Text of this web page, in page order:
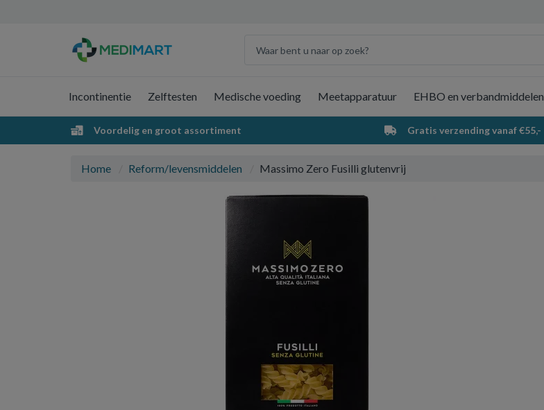
Incontinentie Zelftesten Medische voeding Meetapparatuur EHBO en verbandmiddelen
Voordelig en groot assortiment Gratis verzending vanaf €55,-
Home Reform/levensmiddelen Massimo Zero Fusilli glutenvrij